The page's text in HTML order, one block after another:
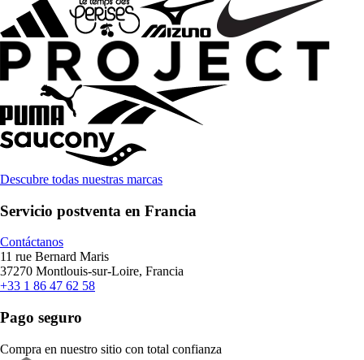
Descubre todas nuestras marcas
Servicio postventa en Francia
Contáctanos
11 rue Bernard Maris
37270 Montlouis-sur-Loire, Francia
+33 1 86 47 62 58
Pago seguro
Compra en nuestro sitio con total confianza